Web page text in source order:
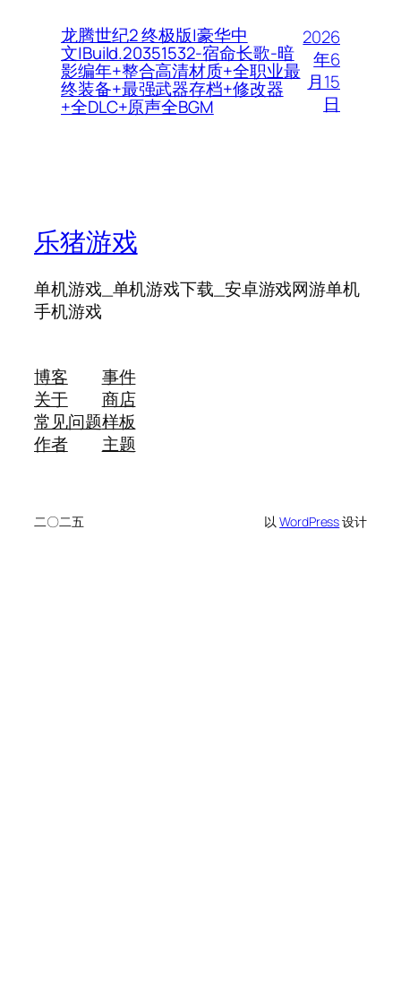
龙腾世纪2 终极版|豪华中
文|Build.20351532-宿命长歌-暗
影编年+整合高清材质+全职业最
终装备+最强武器存档+修改器
+全DLC+原声全BGM
2026
年6
月15
日
乐猪游戏
单机游戏_单机游戏下载_安卓游戏网游单机
手机游戏
博客
关于
常见问题
作者
事件
商店
样板
主题
二〇二五 以WordPress设计